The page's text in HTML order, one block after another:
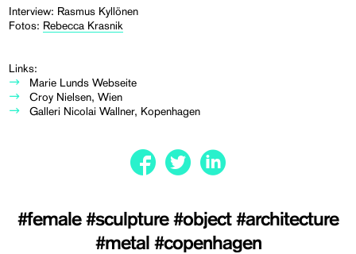
Interview: Rasmus Kyllönen
Fotos: Rebecca Krasnik
Links:
Marie Lunds Webseite
Croy Nielsen, Wien
Galleri Nicolai Wallner, Kopenhagen
#female #sculpture #object #architecture
#metal #copenhagen